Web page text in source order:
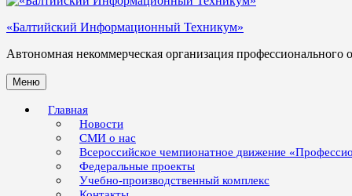
«Балтийский Информационный Техникум»
Автономная некоммерческая организация профессионального
Меню
Главная
Новости
СМИ о нас
Всероссийское чемпионатное движение
Федеральные проекты
Учебно-производственный комплекс